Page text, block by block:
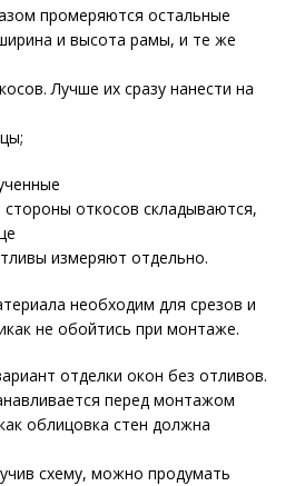
промеряются остальные
и высота рамы, и те же
Лучше их сразу нанести на
откосов складываются,
измеряют отдельно.
необходим для срезов и
не обойтись при монтаже.
отделки окон без отливов.
перед монтажом
облицовка стен должна
схему, можно продумать